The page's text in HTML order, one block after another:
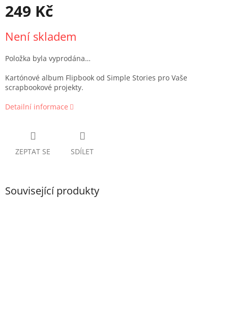
249 Kč
cena:
Není skladem
Položka byla vyprodána…
Kartónové album Flipbook od Simple Stories pro Vaše
scrapbookové projekty.
Detailní informace
ZEPTAT SE SDÍLET
Související produkty